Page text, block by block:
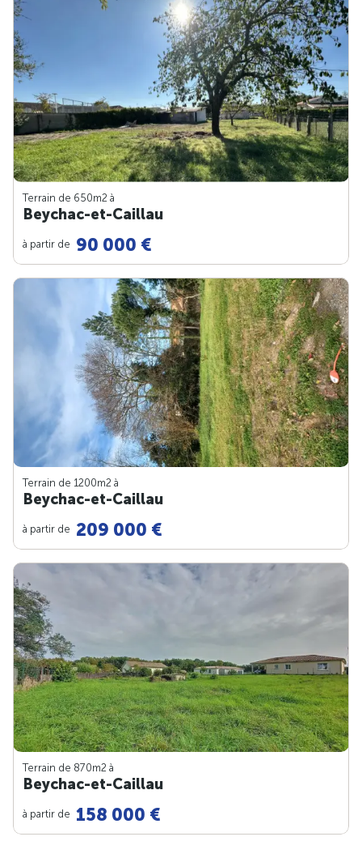
Terrain de 650m2 à
Beychac-et-Caillau
à partir de 90 000 €
Terrain de 1200m2 à
Beychac-et-Caillau
à partir de 209 000 €
Terrain de 870m2 à
Beychac-et-Caillau
à partir de 158 000 €